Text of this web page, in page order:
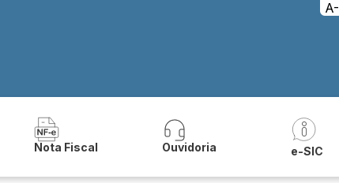
A-
Nota Fiscal Ouvidoria e-SIC